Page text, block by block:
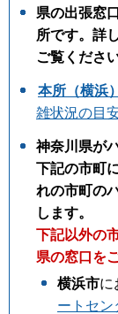
県の出張窓
所です。詳
ご覧ください
本所（横浜）
雑状況の目
神奈川県が
下記の市町
れの市町の
します。
下記以外の
県の窓口を
横浜市に
ートセン